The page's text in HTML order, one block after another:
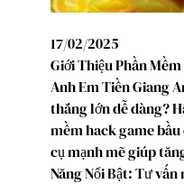
17/02/2025
Giới Thiệu Phần
Anh Em Tiền Giang
thắng lớn dễ dàng?
mềm hack game
cụ mạnh mẽ giúp
Năng Nổi Bật: Tư